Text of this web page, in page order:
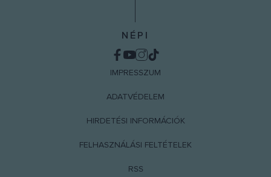
NÉPI
IMPRESSZUM
ADATVÉDELEM
HIRDETÉSI INFORMÁCIÓK
FELHASZNÁLÁSI FELTÉTELEK
RSS